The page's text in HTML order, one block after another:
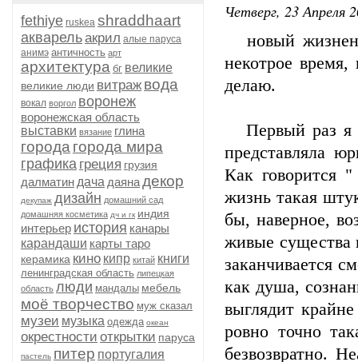
fethiye ruskea shraddhaart
акварельакрил алые паруса
анимэ античность арт
архитектура бг великие
великие люди витраж вода
вокал воргол воронеж
воронежская область
выставки вязание глина
города города мира
графика греция грузия
далматин дача даянадекор
декупаж дизайн домашний сад
домашняя косметика дч и гк индия
интерьер история канары
карандаши карты таро
керамика кино кипр китай книги
ленинградская область липецкая
область люди мандалы мебель
моё творчество муж сказал
музеи музыка одежда океан
окрестности открытки паруса
пастель питер португалия
Четверг, 23 Апреля
новый
некотрое время,
делаю.
Первый раз я
представляла
Как говорится
жизнь такая
бы, наверное,
живые существа
заканчивается
как душа,
выглядит
ровно точно
безвозвратно.